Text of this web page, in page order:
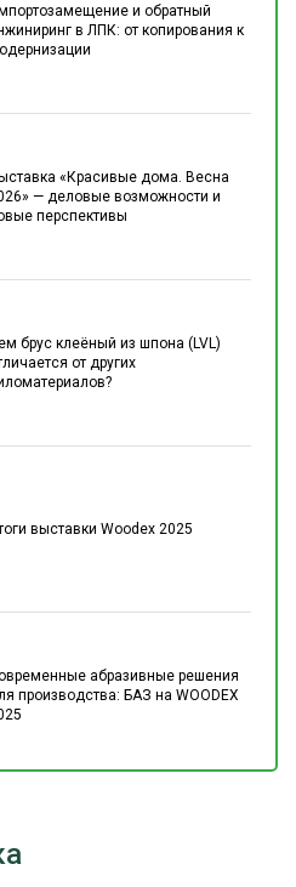
и обратный
в ЛПК: от копирования к
«Красивые дома. Весна
— деловые возможности и
перспективы
брус клеёный из шпона (LVL)
от других
выставки Woodex 2025
абразивные решения
производства: БАЗ на WOODEX